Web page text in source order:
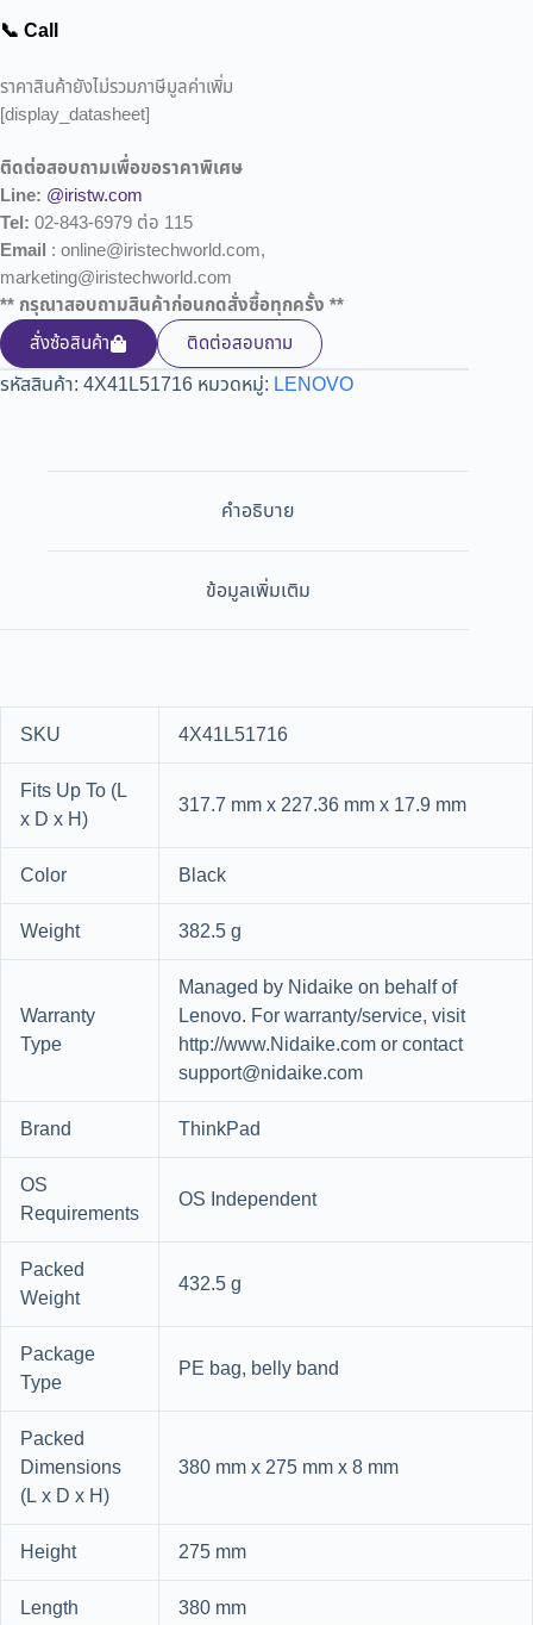
📞 Call
ราคาสินค้ายังไม่รวมภาษีมูลค่าเพิ่ม
[display_datasheet]
ติดต่อสอบถามเพื่อขอราคาพิเศษ
Line: @iristw.com
Tel: 02-843-6979 ต่อ 115
Email : online@iristechworld.com,
marketing@iristechworld.com
** กรุณาสอบถามสินค้าก่อนกดสั่งซื้อทุกครั้ง **
สั่งซ้อสินค้า
ติดต่อสอบถาม
รหัสสินค้า: 4X41L51716 หมวดหมู่: LENOVO
คำอธิบาย
ข้อมูลเพิ่มเติม
SKU
4X41L51716
Fits Up To (L
x D x H)
317.7 mm x 227.36 mm x 17.9 mm
Color
Black
Weight
382.5 g
Warranty
Type
Managed by Nidaike on behalf of
Lenovo. For warranty/service, visit
http://www.Nidaike.com or contact
support@nidaike.com
Brand
ThinkPad
OS
Requirements
OS Independent
Packed
Weight
432.5 g
Package
Type
PE bag, belly band
Packed
Dimensions
(L x D x H)
380 mm x 275 mm x 8 mm
Height
275 mm
Length
380 mm